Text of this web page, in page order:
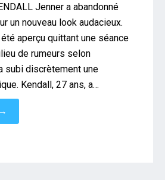
Jenner a abandonné
un nouveau look audacieux.
aperçu quittant une séance
de rumeurs selon
subi discrètement une
Kendall, 27 ans, a…
→